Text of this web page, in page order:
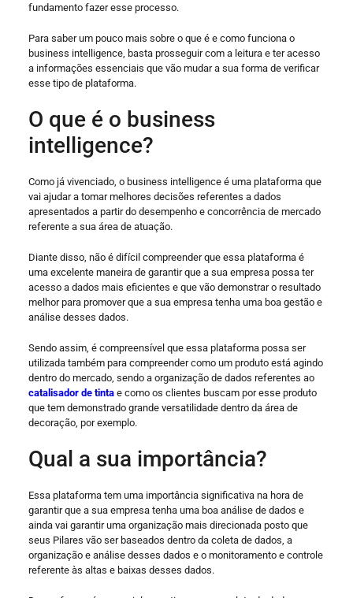
fundamento fazer esse processo.
Para saber um pouco mais sobre o que é e como funciona o
business intelligence, basta prosseguir com a leitura e ter acesso
a informações essenciais que vão mudar a sua forma de verificar
esse tipo de plataforma.
O que é o business
intelligence?
Como já vivenciado, o business intelligence é uma plataforma que
vai ajudar a tomar melhores decisões referentes a dados
apresentados a partir do desempenho e concorrência de mercado
referente a sua área de atuação.
Diante disso, não é difícil compreender que essa plataforma é
uma excelente maneira de garantir que a sua empresa possa ter
acesso a dados mais eficientes e que vão demonstrar o resultado
melhor para promover que a sua empresa tenha uma boa gestão e
análise desses dados.
Sendo assim, é compreensível que essa plataforma possa ser
utilizada também para compreender como um produto está agindo
dentro do mercado, sendo a organização de dados referentes ao
catalisador de tinta e como os clientes buscam por esse produto
que tem demonstrado grande versatilidade dentro da área de
decoração, por exemplo.
Qual a sua importância?
Essa plataforma tem uma importância significativa na hora de
garantir que a sua empresa tenha uma boa análise de dados e
ainda vai garantir uma organização mais direcionada posto que
seus Pilares vão ser baseados dentro da coleta de dados, a
organização e análise desses dados e o monitoramento e controle
referente às altas e baixas desses dados.